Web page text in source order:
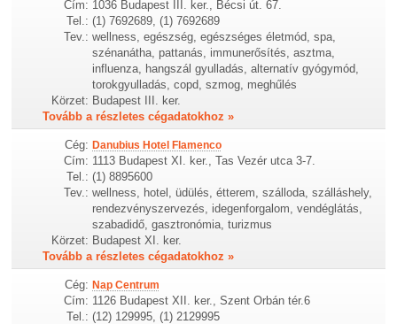
Cím: 1036 Budapest III. ker., Bécsi út. 67.
Tel.: (1) 7692689, (1) 7692689
Tev.: wellness, egészség, egészséges életmód, spa,
szénanátha, pattanás, immunerősítés, asztma,
influenza, hangszál gyulladás, alternatív gyógymód,
torokgyulladás, copd, szmog, meghűlés
Körzet: Budapest III. ker.
Tovább a részletes cégadatokhoz »
Cég: Danubius Hotel Flamenco
Cím: 1113 Budapest XI. ker., Tas Vezér utca 3-7.
Tel.: (1) 8895600
Tev.: wellness, hotel, üdülés, étterem, szálloda, szálláshely,
rendezvényszervezés, idegenforgalom, vendéglátás,
szabadidő, gasztronómia, turizmus
Körzet: Budapest XI. ker.
Tovább a részletes cégadatokhoz »
Cég: Nap Centrum
Cím: 1126 Budapest XII. ker., Szent Orbán tér.6
Tel.: (12) 129995, (1) 2129995